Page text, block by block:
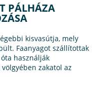
PÁLHÁZA
kisvasútja, mely
Faanyagot szállítottak
használják
zakatol az